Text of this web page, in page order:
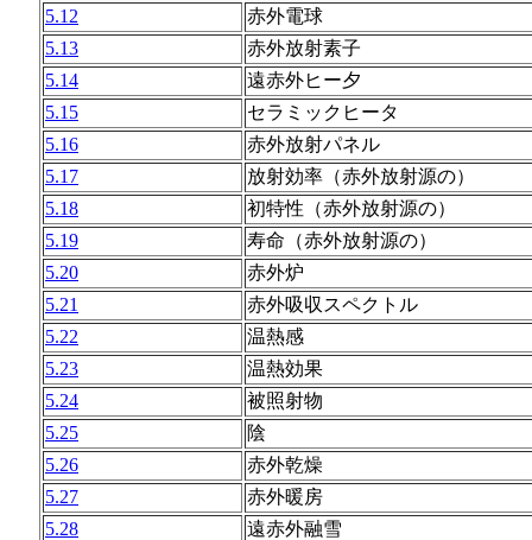
5.12
赤外電球
5.13
赤外放射素子
5.14
遠赤外ヒー夕
5.15
セラミックヒータ
5.16
赤外放射パネル
5.17
放射効率（赤外放射源の）
5.18
初特性（赤外放射源の）
5.19
寿命（赤外放射源の）
5.20
赤外炉
5.21
赤外吸収スペクトル
5.22
温熱感
5.23
温熱効果
5.24
被照射物
5.25
陰
5.26
赤外乾燥
5.27
赤外暖房
5.28
遠赤外融雪